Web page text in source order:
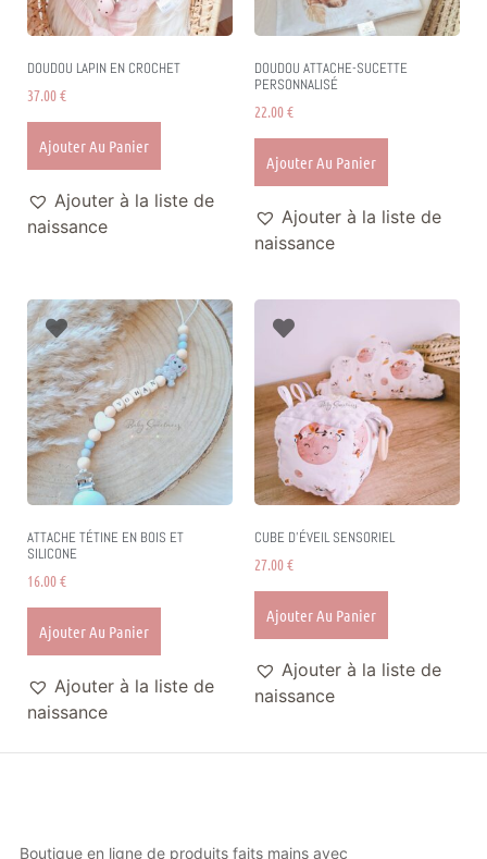
DOUDOU LAPIN EN CROCHET
37.00€
Ajouter Au Panier
Ajouter à la liste de
naissance
DOUDOU ATTACHE-SUCETTE
PERSONNALISÉ
22.00€
Ajouter Au Panier
Ajouter à la liste de
naissance
ATTACHE TÉTINE EN BOIS ET
SILICONE
16.00€
Ajouter Au Panier
Ajouter à la liste de
naissance
CUBE D’ÉVEIL SENSORIEL
27.00€
Ajouter Au Panier
Ajouter à la liste de
naissance
Boutique en ligne de produits faits mains avec